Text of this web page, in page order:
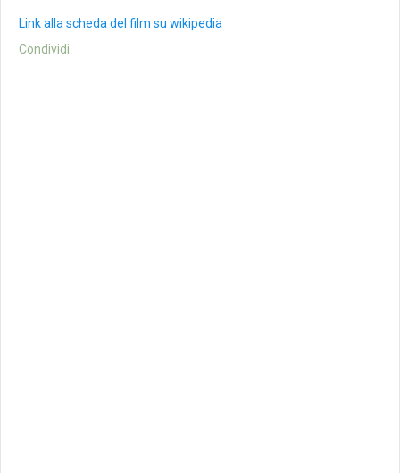
Link alla scheda del film su wikipedia
Condividi